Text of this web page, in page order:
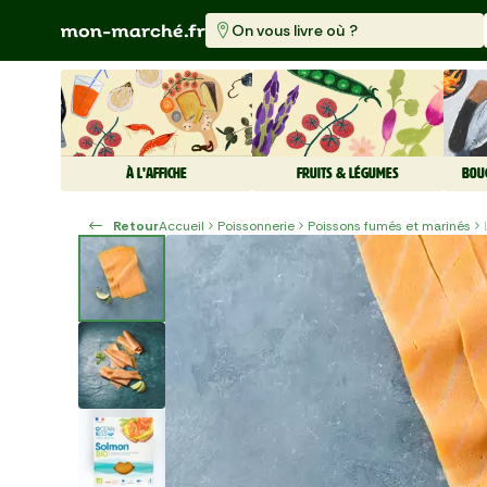
On vous livre où ?
À L'AFFICHE FRUITS & LÉGUMES
RetourAccueil Poissonnerie Poissons fumés et marinés